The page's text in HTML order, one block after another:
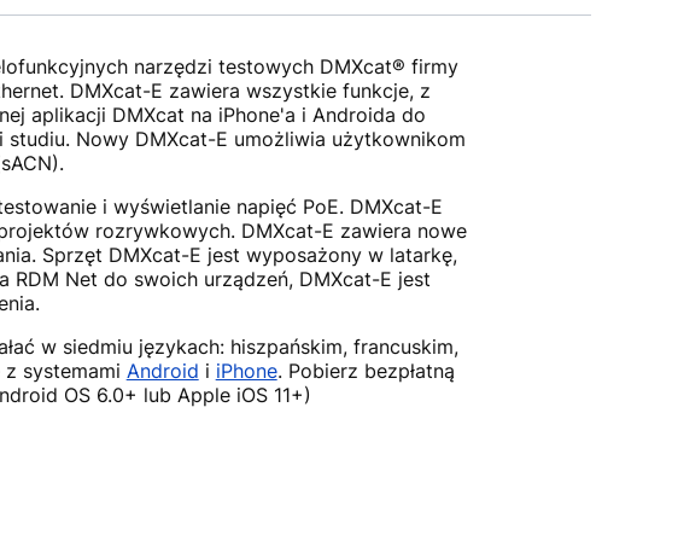
narzędzi testowych DMXcat® firmy
DMXcat-E zawiera wszystkie funkcje, z
aplikacji DMXcat na iPhone'a i Androida do
Nowy DMXcat-E umożliwia użytkownikom
i wyświetlanie napięć PoE. DMXcat-E
rozrywkowych. DMXcat-E zawiera nowe
Sprzęt DMXcat-E jest wyposażony w latarkę,
Net do swoich urządzeń, DMXcat-E jest
w siedmiu językach: hiszpańskim, francuskim,
z systemami Android i iPhone. Pobierz bezpłatną
OS 6.0+ lub Apple iOS 11+)